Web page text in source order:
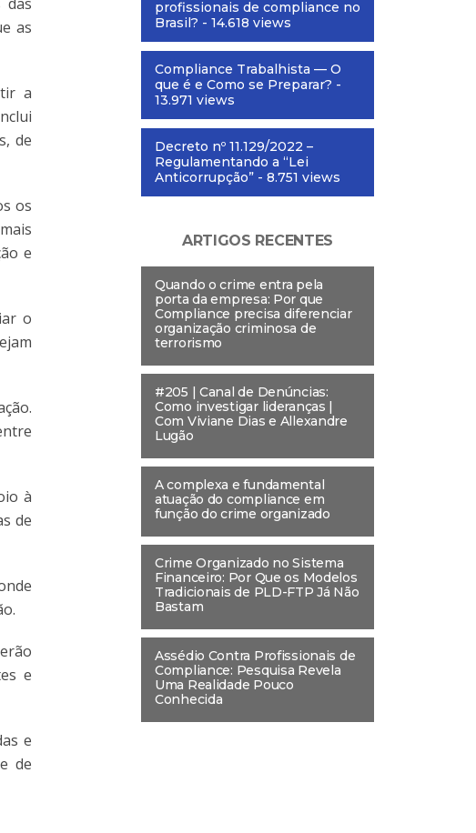
as
a
de
os
e
o
à
de
e
e
de
profissionais de compliance no
Brasil? - 14.618 views
Compliance Trabalhista — O
que é e Como se Preparar? -
13.971 views
Decreto nº 11.129/2022 –
Regulamentando a “Lei
Anticorrupção” - 8.751 views
ARTIGOS RECENTES
Quando o crime entra pela
porta da empresa: Por que
Compliance precisa diferenciar
organização criminosa de
terrorismo
#205 | Canal de Denúncias:
Como investigar lideranças |
Com Viviane Dias e Allexandre
Lugão
A complexa e fundamental
atuação do compliance em
função do crime organizado
Crime Organizado no Sistema
Financeiro: Por Que os Modelos
Tradicionais de PLD-FTP Já Não
Bastam
Assédio Contra Profissionais de
Compliance: Pesquisa Revela
Uma Realidade Pouco
Conhecida